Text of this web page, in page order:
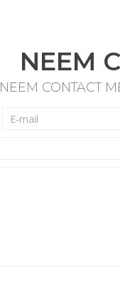
NEEM
NEEM CONTACT